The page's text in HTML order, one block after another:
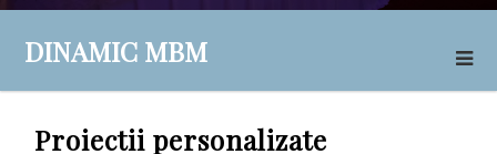
DINAMIC MBM
Proiectii personalizate